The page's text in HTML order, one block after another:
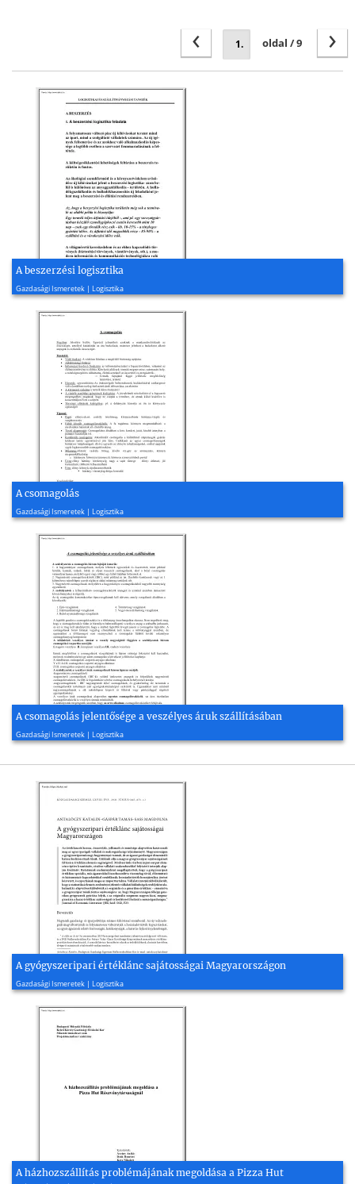
›
oldal / 9
‹
A beszerzési logisztika
Gazdasági Ismeretek | Logisztika
1998, 56 oldal
A csomagolás
Gazdasági Ismeretek | Logisztika
2006, 2 oldal
A csomagolás jelentősége a veszélyes áruk szállításában
Gazdasági Ismeretek | Logisztika
2005, 2 oldal
A gyógyszeripari értéklánc sajátosságai Magyarországon
Gazdasági Ismeretek | Logisztika
2021, 29 oldal
A házhozszállítás problémájának megoldása a Pizza Hut